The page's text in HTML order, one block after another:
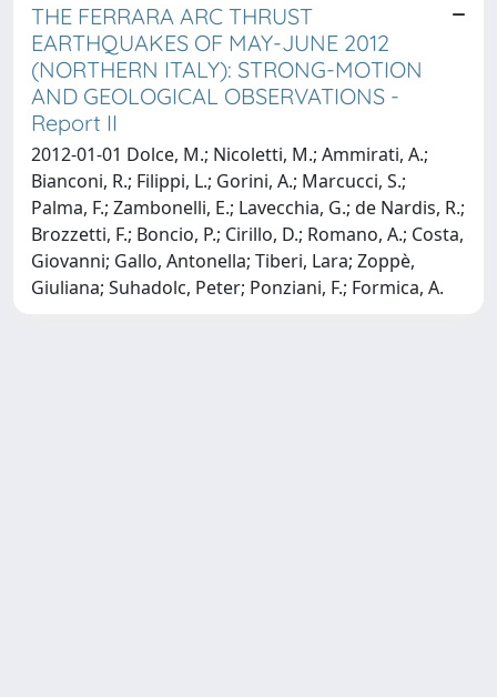
THE FERRARA ARC THRUST
EARTHQUAKES OF MAY-JUNE 2012
(NORTHERN ITALY): STRONG-MOTION
AND GEOLOGICAL OBSERVATIONS -
Report II
2012-01-01 Dolce, M.; Nicoletti, M.; Ammirati, A.;
Bianconi, R.; Filippi, L.; Gorini, A.; Marcucci, S.;
Palma, F.; Zambonelli, E.; Lavecchia, G.; de Nardis, R.;
Brozzetti, F.; Boncio, P.; Cirillo, D.; Romano, A.; Costa,
Giovanni; Gallo, Antonella; Tiberi, Lara; Zoppè,
Giuliana; Suhadolc, Peter; Ponziani, F.; Formica, A.